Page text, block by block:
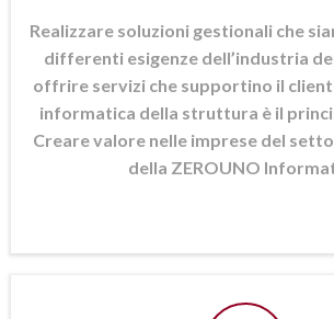
Realizzare soluzioni gestionali che
differenti esigenze dell’industria
offrire servizi che supportino il
informatica della struttura è il
Creare valore nelle imprese del
della ZEROUNO